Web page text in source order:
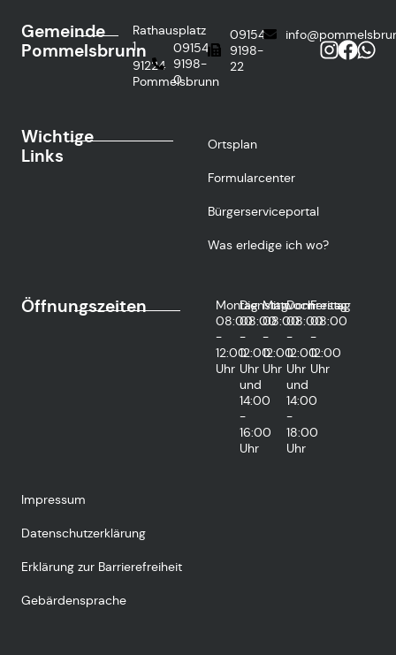
Gemeinde
Pommelsbrunn
Rathausplatz
1
91224
Pommelsbrunn
09154
9198-
0
09154
9198-
22
Wichtige
Links
Ortsplan
Formularcenter
Bürgerserviceportal
Was erledige ich wo?
Öffnungszeiten
Montag
08:00
-
12:00
Uhr
Dienstag
08:00
-
12:00
Uhr
und
14:00
-
16:00
Uhr
Mittwoch
08:00
-
12:00
Uhr
Donnerstag
08:00
-
12:00
Uhr
und
14:00
-
18:00
Uhr
Freitag
08:00
-
12:00
Uhr
Impressum
Datenschutzerklärung
Erklärung zur Barrierefreiheit
Gebärdensprache